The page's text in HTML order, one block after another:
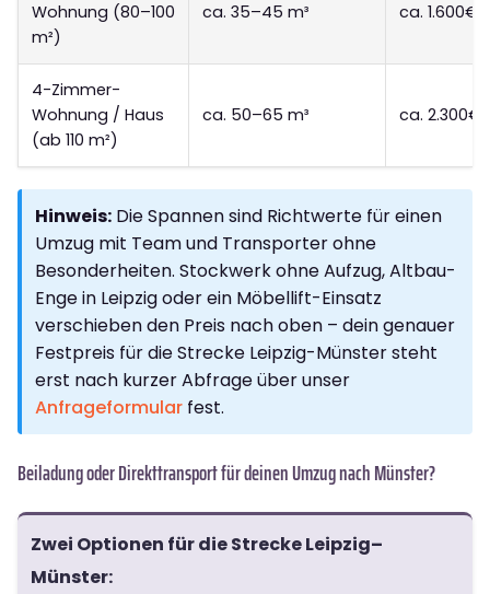
Wohnung (80–100
m²)
ca. 35–45 m³ ca. 1.600€
4-Zimmer-
Wohnung / Haus
(ab 110 m²)
ca. 50–65 m³ ca. 2.300€
Hinweis: Die Spannen sind Richtwerte für einen
Umzug mit Team und Transporter ohne
Besonderheiten. Stockwerk ohne Aufzug, Altbau-
Enge in Leipzig oder ein Möbellift-Einsatz
verschieben den Preis nach oben – dein genauer
Festpreis für die Strecke Leipzig-Münster steht
erst nach kurzer Abfrage über unser
Anfrageformular fest.
Beiladung oder Direkttransport für deinen Umzug nach Münster?
Zwei Optionen für die Strecke Leipzig–
Münster: